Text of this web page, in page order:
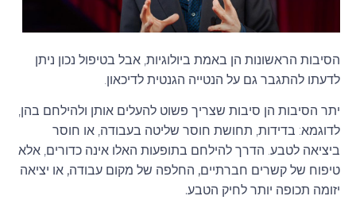
הסיבות הראשונות הן באמת ביולוגיות, אבל בטיפול נכון ניתן
לדעתו להתגבר גם על הנטייה הגנטית לדיכאון.
יתר הסיבות הן סיבות שצריך פשוט להעלים אותן ולהילחם בהן,
לדוגמא: בדידות, תחושת חוסר שליטה בעבודה, או חוסר
ביציאה לטבע. הדרך להילחם בתופעות האלו אינה כדורים, אלא
טיפוח של קשרים חברתיים, החלפה של מקום עבודה, או יציאה
יזומה תכופה יותר לחיק הטבע.